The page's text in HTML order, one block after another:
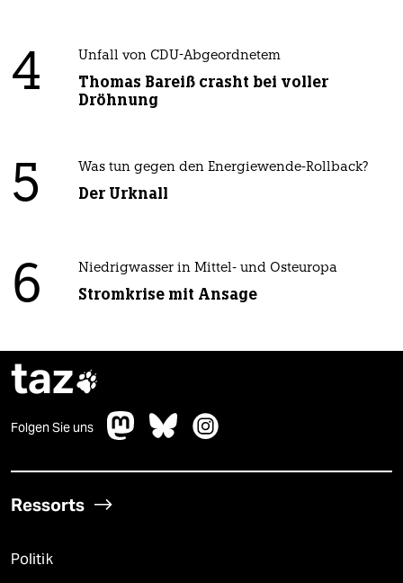
4 Unfall von CDU-Abgeordnetem
Thomas Bareiß crasht bei voller
Dröhnung
5 Was tun gegen den Energiewende-Rollback?
Der Urknall
6 Niedrigwasser in Mittel- und Osteuropa
Stromkrise mit Ansage
taz
Folgen Sie uns
Ressorts
Politik